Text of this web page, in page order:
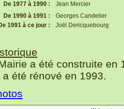
De 1977 à 1990 :
Jean Mercier
De 1990 à 1991 :
Georges Candelier
1991 à ce jour :
Joël Dericquebourg
a été construite en
a été rénové en 1993.